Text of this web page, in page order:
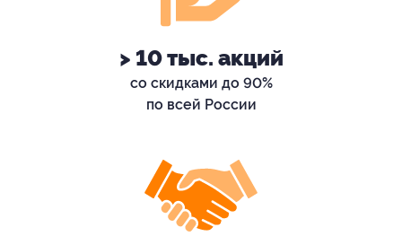
> 10 тыс. акций
со скидками до 90%
по всей России